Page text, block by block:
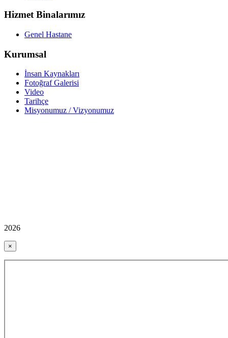
Hizmet Binalarımız
Genel Hastane
Kurumsal
İnsan Kaynakları
Fotoğraf Galerisi
Video
Tarihçe
Misyonumuz / Vizyonumuz
2026
×